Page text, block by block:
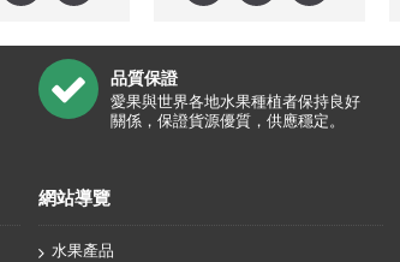
品質保證
愛果與世界各地水果種植者保持良好
關係，保證貨源優質，供應穩定。
網站導覽
水果產品